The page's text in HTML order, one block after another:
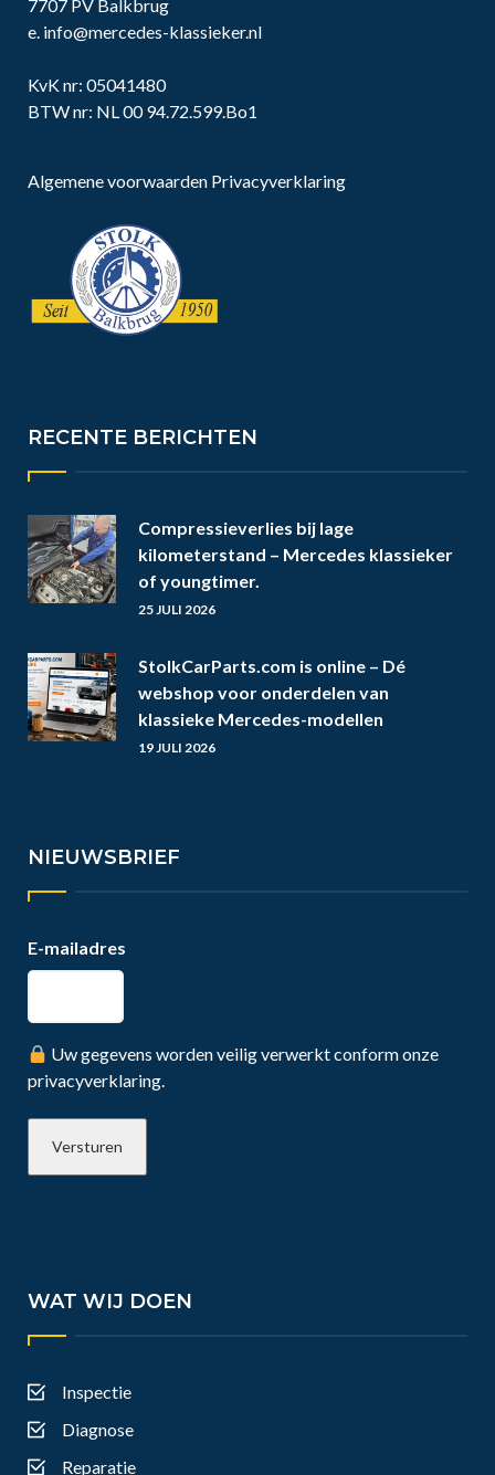
7707 PV Balkbrug
e. info@mercedes-klassieker.nl
KvK nr: 05041480
BTW nr: NL 00 94.72.599.Bo1
Algemene voorwaarden Privacyverklaring
RECENTE BERICHTEN
Compressieverlies bij lage
kilometerstand – Mercedes klassieker
of youngtimer.
25 JULI 2026
StolkCarParts.com is online – Dé
webshop voor onderdelen van
klassieke Mercedes-modellen
19 JULI 2026
NIEUWSBRIEF
E-mailadres
Uw gegevens worden veilig verwerkt conform onze
privacyverklaring.
WAT WIJ DOEN
Inspectie
Diagnose
Reparatie